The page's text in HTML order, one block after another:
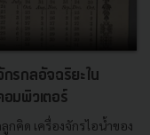
รกลอัจฉริยะใน
มพิวเตอร์
คิด เครื่องจักรไอน้ำของ